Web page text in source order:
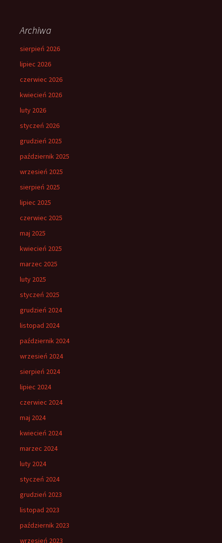
Archiwa
sierpień 2026
lipiec 2026
czerwiec 2026
kwiecień 2026
luty 2026
styczeń 2026
grudzień 2025
październik 2025
wrzesień 2025
sierpień 2025
lipiec 2025
czerwiec 2025
maj 2025
kwiecień 2025
marzec 2025
luty 2025
styczeń 2025
grudzień 2024
listopad 2024
październik 2024
wrzesień 2024
sierpień 2024
lipiec 2024
czerwiec 2024
maj 2024
kwiecień 2024
marzec 2024
luty 2024
styczeń 2024
grudzień 2023
listopad 2023
październik 2023
wrzesień 2023